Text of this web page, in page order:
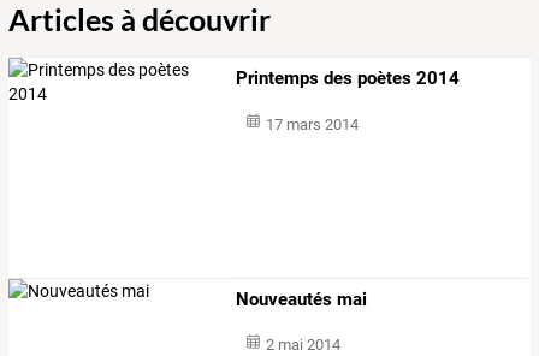
Articles à découvrir
Printemps des poètes 2014
17 mars 2014
Nouveautés mai
2 mai 2014